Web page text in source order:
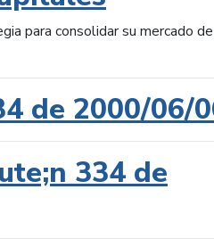
para consolidar su mercado de
de 2000/06/
334 de